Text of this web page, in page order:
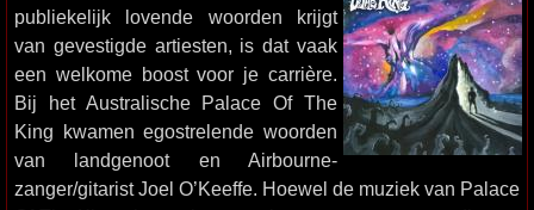
publiekelijk lovende woorden krijgt
van gevestigde artiesten, is dat vaak
een welkome boost voor je carrière.
Bij het Australische Palace Of The
King kwamen egostrelende woorden
van landgenoot en Airbourne-
zanger/gitarist Joel O’Keeffe. Hoewel de muziek van Palace